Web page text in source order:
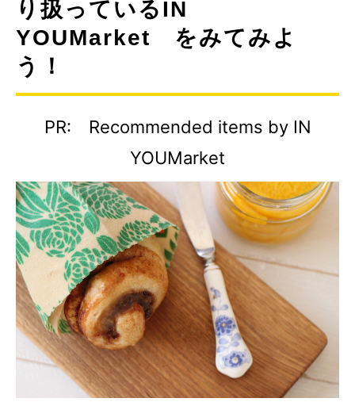
り扱っているIN
YOUMarket をみてみよ
う！
PR: Recommended items by IN
YOUMarket